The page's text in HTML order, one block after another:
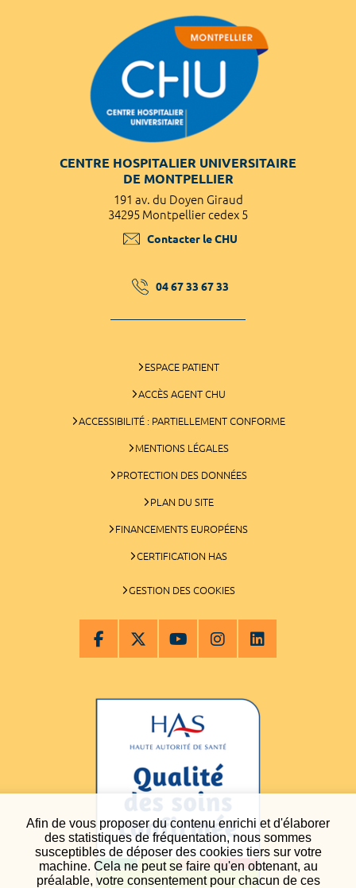
Afin de vous proposer du contenu enrichi et d'élaborer
des statistiques de fréquentation, nous sommes
susceptibles de déposer des cookies tiers sur votre
machine. Cela ne peut se faire qu'en obtenant, au
préalable, votre consentement pour chacun de ces
CENTRE HOSPITALIER UNIVERSITAIRE
DE MONTPELLIER
191 av. du Doyen Giraud
34295 Montpellier cedex 5
Contacter le CHU
04 67 33 67 33
ESPACE PATIENT
ACCÈS AGENT CHU
ACCESSIBILITÉ : PARTIELLEMENT CONFORME
MENTIONS LÉGALES
PROTECTION DES DONNÉES
PLAN DU SITE
FINANCEMENTS EUROPÉENS
CERTIFICATION HAS
GESTION DES COOKIES